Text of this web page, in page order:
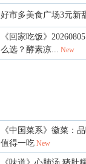
好市多美食广场3元新
《回家吃饭》
么选？酵素凉... New
《中国菜系》徽菜：
值得一吃 New